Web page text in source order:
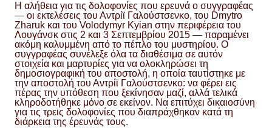
Η αλήθεια για τις δολοφονίες που ερευνά ο συγγραφέας
— οι εκτελέσεις του Αντρίϊ Γαλούστσενκο, του Dmytro
Zharuk και του Volodymyr Kyian στην περιφέρεια του
Λουγάνσκ στις 2 και 3 Σεπτεμβρίου 2015 — παραμένει
ακόμη καλυμμένη από το πέπλο του μυστηρίου. Ο
συγγραφέας συνέλεξε όλα τα διαθέσιμα σε αυτόν
στοιχεία και μαρτυρίες για να ολοκληρώσει τη
δημοσιογραφική του αποστολή, η οποία ταυτίστηκε με
την αποστολή του Αντρίϊ Γαλούστσενκο: να φέρει εις
πέρας την υπόθεση που ξεκίνησαν μαζί, αλλά τελικά
κληροδοτήθηκε μόνο σε εκείνον. Να επιτύχει δικαιοσύνη
για τις τρεις δολοφονίες που διαπράχθηκαν κατά τη
διάρκεια της έρευνάς τους.